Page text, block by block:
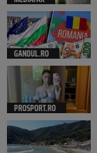
GANDUL.RO
PROSPORT.RO